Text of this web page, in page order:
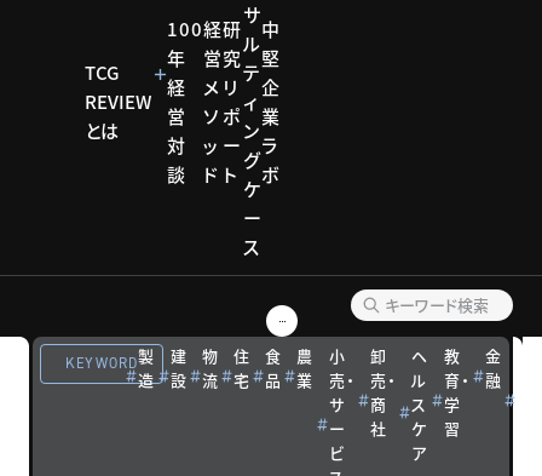
TCG
REVIEW
とは
100
年
経
営
対
談
経
営
メ
ソ
ッ
ド
研
究
リ
ポ
ー
ト
サ
ル
テ
ィ
ン
グ
ケ
ー
ス
中
堅
企
業
ラ
ボ
KEYWORD製
造
建
設
物
流
住
宅
食
品
農
業
小
売・
サ
ー
ビ
卸
売・
商
社
ヘ
ル
ス
ケ
ア
教
育・
学
習
金
融
研究リポートDX戦略推進研究会
「がんばれ!!日本のモノづくり」を支えるトラスコ中山
のデジタル戦略
研究リポー
ト
DX戦略
推進研
本研究会で
は、データ活